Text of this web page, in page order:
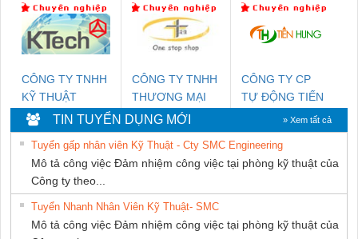
SETSUBI VIỆT
NAM
CÔNG TY TNHH
KỸ THUẬT
KTECH VIỆT
NAM
CÔNG TY TNHH
THƯƠNG MẠI
THIÊN ÂN VIỆT
NAM
CÔNG TY CP
TỰ ĐỘNG TIẾN
TIN TUYỂN DỤNG MỚI » Xem tất cả
Tuyển gấp nhân viên Kỹ Thuật - Cty SMC Engineering
Mô tả công việc Đảm nhiệm công việc tại phòng kỹ thuật của
Công ty theo...
Tuyển Nhanh Nhân Viên Kỹ Thuật- SMC
Mô tả công việc Đảm nhiệm công việc tại phòng kỹ thuật của